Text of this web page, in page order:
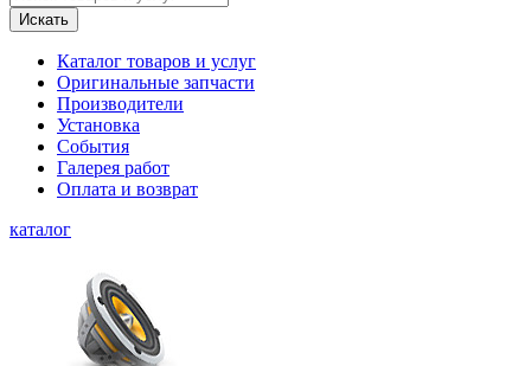
Искать
Каталог товаров и услуг
Оригинальные запчасти
Производители
Установка
События
Галерея работ
Оплата и возврат
каталог